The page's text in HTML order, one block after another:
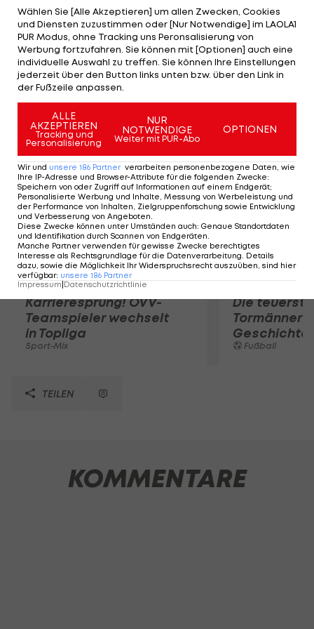
Übertragungen von der Insel Platz machen. Bei
bisherigen Kollisionen, wie beispielsweise
während der WM 2010, wurde sie nach hinten
verschoben. Warum das diesmal nicht praktiziert
wird, dazu wollte ein "Lindenstraßen"-Sprecher
nichts sagen.
Mehr zum Thema
Karrieresprung! ÖVV-
Teamspieler wechselt
in Topliga
Sport-Mix
Die
Tormänner
Geschichte
Fußball
TEILEN
KOMMENTARE
Wählen Sie [Alle Akzeptieren] um allen Zwecken, Cookies
und Diensten zuzustimmen oder [Nur Notwendige] im LAOLA1
PUR Modus, ohne Tracking uns Peronsalisierung von
Werbung fortzufahren. Sie können mit [Optionen] auch eine
individuelle Auswahl zu treffen. Sie können Ihre Einstellungen
jederzeit über den Button links unten bzw. über den Link in
der Fußzeile anpassen.
ALLE
AKZEPTIEREN
Tracking und
Personalisierung
NUR
NOTWENDIGE
Weiter mit PUR-Abo
OPTIONEN
Wir und unsere 186 Partner verarbeiten personenbezogene Daten, wie
Ihre IP-Adresse und Browser-Attribute für die folgenden Zwecke:
Speichern von oder Zugriff auf Informationen auf einem Endgerät;
Personalisierte Werbung und Inhalte, Messung von Werbeleistung und
der Performance von Inhalten, Zielgruppenforschung sowie Entwicklung
und Verbesserung von Angeboten.
Diese Zwecke können unter Umständen auch: Genaue Standortdaten
und Identifikation durch Scannen von Endgeräten.
Manche Partner verwenden für gewisse Zwecke berechtigtes
Interesse als Rechtsgrundlage für die Datenverarbeitung. Details
dazu, sowie die Möglichkeit Ihr Widerspruchsrecht auszuüben, sind hier
verfügbar: unsere 186 Partner
Impressum Datenschutzrichtlinie